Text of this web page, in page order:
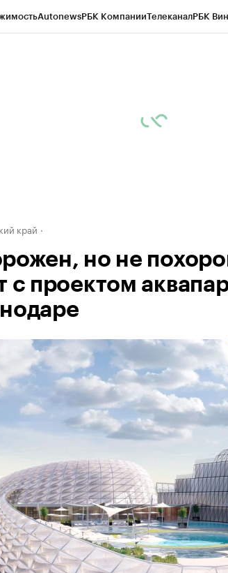
AutonewsРБК КомпанииТелеканалРБК
край
но не
с проектом